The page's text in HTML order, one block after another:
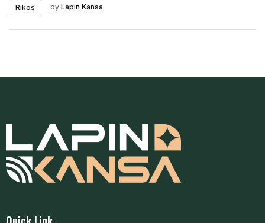
Rikos by Lapin Kansa